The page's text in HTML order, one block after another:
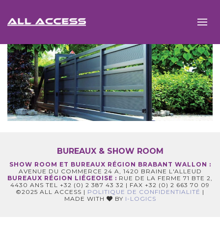
BUREAUX & SHOW ROOM
SHOW ROOM ET BUREAUX RÉGION BRABANT WALLON :
AVENUE DU COMMERCE 24 A, 1420 BRAINE L'ALLEUD
BUREAUX RÉGION LIÉGEOISE : RUE DE LA FERME 71 BTE 2,
4430 ANS TEL +32 (0) 2 387 43 32 | FAX +32 (0) 2 663 70 09
©2025 ALL ACCESS | POLITIQUE DE CONFIDENTIALITÉ |
MADE WITH
BY I-LOGICS